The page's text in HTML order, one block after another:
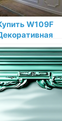
W109F
гибкая
Valley
по низкой
в
магазине